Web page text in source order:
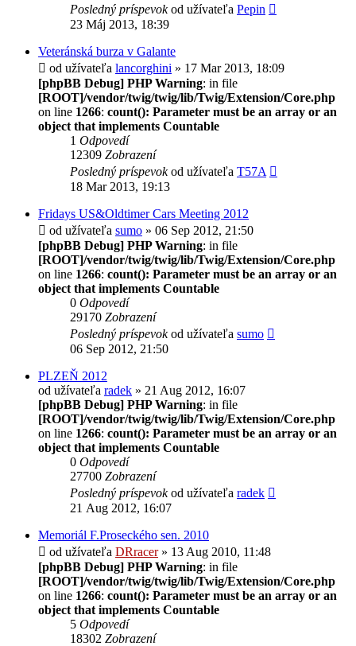
Posledný príspevokod užívateľa Pepin
23 Máj 2013, 18:39
Veteránská burza v Galante
od užívateľa lancorghini » 17 Mar 2013, 18:09
[phpBB Debug] PHP Warning: in file
[ROOT]/vendor/twig/twig/lib/Twig/Extension/Core.php
on line 1266: count(): Parameter must be an array or an
object that implements Countable
1 Odpovedí
12309 Zobrazení
Posledný príspevokod užívateľa T57A
18 Mar 2013, 19:13
Fridays US&Oldtimer Cars Meeting 2012
od užívateľa sumo » 06 Sep 2012, 21:50
[phpBB Debug] PHP Warning: in file
[ROOT]/vendor/twig/twig/lib/Twig/Extension/Core.php
on line 1266: count(): Parameter must be an array or an
object that implements Countable
0 Odpovedí
29170 Zobrazení
Posledný príspevokod užívateľa sumo
06 Sep 2012, 21:50
PLZEŇ 2012
od užívateľa radek » 21 Aug 2012, 16:07
[phpBB Debug] PHP Warning: in file
[ROOT]/vendor/twig/twig/lib/Twig/Extension/Core.php
on line 1266: count(): Parameter must be an array or an
object that implements Countable
0 Odpovedí
27700 Zobrazení
Posledný príspevokod užívateľa radek
21 Aug 2012, 16:07
Memoriál F.Proseckého sen. 2010
od užívateľa DRracer» 13 Aug 2010, 11:48
[phpBB Debug] PHP Warning: in file
[ROOT]/vendor/twig/twig/lib/Twig/Extension/Core.php
on line 1266: count(): Parameter must be an array or an
object that implements Countable
5 Odpovedí
18302 Zobrazení